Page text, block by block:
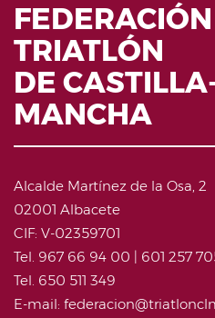
TRIATLÓN
DE
MANCHA
Alcalde Martínez de la Osa, 2
02001 Albacete
CIF: V-02359701
Tel. 967 66 94 00 | 601 257
Tel. 650 511 349
E-mail: